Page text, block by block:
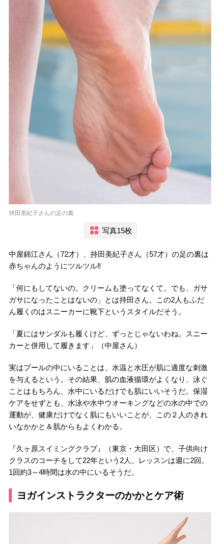
持田美紀子さんの足の裏
写真15枚
中屋錦江さん（72才）、持田美紀子さん（57才）の足の裏は
赤ちゃんのようにツルツル‼
「何にもしてないの。クリームも塗ってなくて。でも、ガサ
ガサになったことはないの」とは持田さん。この2人もふだ
ん履くのはスニーカーに靴下というスタイルだそう。
「夏にはサンダルも履くけど、ずっとじゃないわね。スニー
カーと併用して履きます」（中屋さん）
実はプールの中にいることは、水温と水圧が肌に適度な刺激
を与えるという。その結果、肌の血液循環がよくなり、泳ぐ
ことはもちろん、水中にいるだけでも肌にいいそうだ。保湿
ケアをせずとも、水泳や水中ウオーキングなどの水の中での
運動が、健康だけでなく肌にもいいことが、この２人のきれ
いなかかと＆肌からもよくわかる。
『久ヶ原スイミングクラブ』（東京・大田区）で、子供向け
クラスのコーチをして22年という2人。レッスンは週に2回。
1回約3～4時間は水の中にいるそうだ。
ヨガインストラクターのかかとケア術